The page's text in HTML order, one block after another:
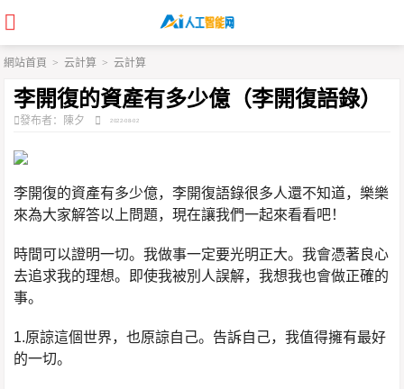
網站首頁 > 云計算 > 云計算
李開復的資產有多少億（李開復語錄）
發布者：陳夕 2022-08-02
李開復的資產有多少億，李開復語錄很多人還不知道，樂樂
來為大家解答以上問題，現在讓我們一起來看看吧！
時間可以證明一切。我做事一定要光明正大。我會憑著良心
去追求我的理想。即使我被別人誤解，我想我也會做正確的
事。
1.原諒這個世界，也原諒自己。告訴自己，我值得擁有最好
的一切。